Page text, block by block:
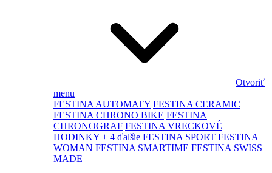
Otvoriť
menu
FESTINA AUTOMATY FESTINA CERAMIC
FESTINA CHRONO BIKE FESTINA
CHRONOGRAF FESTINA VRECKOVÉ
HODINKY + 4 ďalšie FESTINA SPORT FESTINA
WOMAN FESTINA SMARTIME FESTINA SWISS
MADE